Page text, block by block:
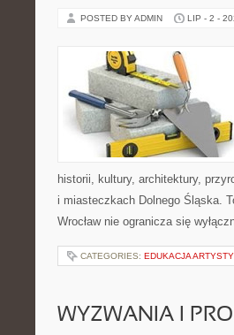
POSTED BY ADMIN LIP - 2 -
historii, kultury, architektury,
i miasteczkach Dolnego Śląska.
Wrocław nie ogranicza się
CATEGORIES: EDUKACJA
WYZWANIA I